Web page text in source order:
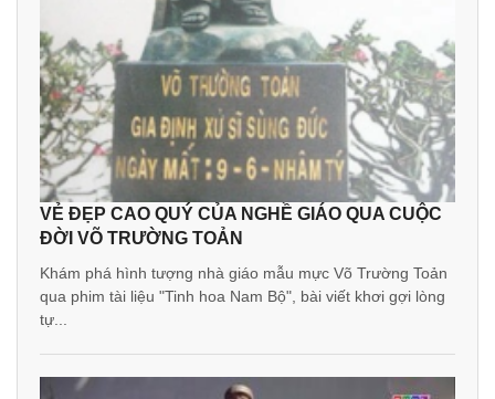
VẺ ĐẸP CAO QUÝ CỦA NGHỀ GIÁO QUA CUỘC
ĐỜI VÕ TRƯỜNG TOẢN
Khám phá hình tượng nhà giáo mẫu mực Võ Trường Toản
qua phim tài liệu "Tinh hoa Nam Bộ", bài viết khơi gợi lòng
tự...